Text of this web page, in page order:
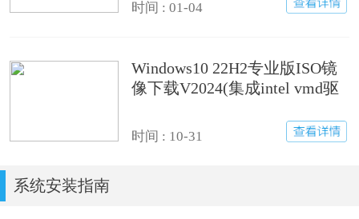
时间 : 01-04
Windows10 22H2专业版ISO镜
像下载V2024(集成intel vmd驱
时间 : 10-31
系统安装指南